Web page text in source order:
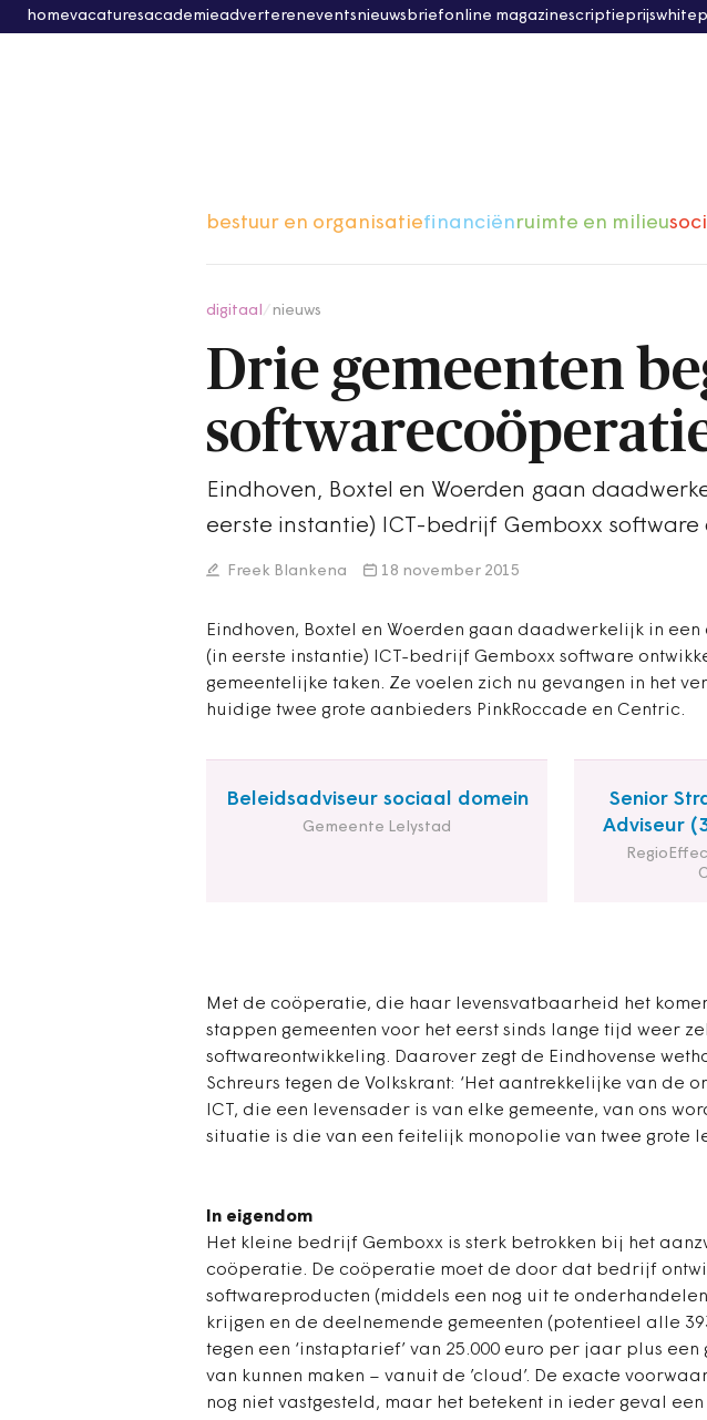
homevacaturesacademieadvertereneventsnieuwsbriefonline magazinescriptieprijs
bestuur en organisatiefinanciënruimte en milieu
digitaal nieuws
Drie gemeenten
Eindhoven, Boxtel en Woerden gaan
eerste instantie) ICT-bedrijf Gemboxx software
Freek Blankena 18 november 2015
Eindhoven, Boxtel en Woerden gaan daadwerkelijk in
(in eerste instantie) ICT-bedrijf Gemboxx software
gemeentelijke taken. Ze voelen zich nu gevangen in het
huidige twee grote aanbieders PinkRoccade en Centric.
Beleidsadviseur sociaal domein
Gemeente Lelystad
Senior
Adviseur
Met de coöperatie, die haar levensvatbaarheid het
stappen gemeenten voor het eerst sinds lange tijd weer
softwareontwikkeling. Daarover zegt de Eindhovense
Schreurs tegen de Volkskrant: ‘Het aantrekkelijke van de
ICT, die een levensader is van elke gemeente, van ons
situatie is die van een feitelijk monopolie van twee grote
In eigendom
Het kleine bedrijf Gemboxx is sterk betrokken bij het
coöperatie. De coöperatie moet de door dat bedrijf
softwareproducten (middels een nog uit te
krijgen en de deelnemende gemeenten (potentieel alle
tegen een ‘instaptarief’ van 25.000 euro per jaar plus
van kunnen maken – vanuit de ’cloud’. De exacte
nog niet vastgesteld, maar het betekent in ieder geval